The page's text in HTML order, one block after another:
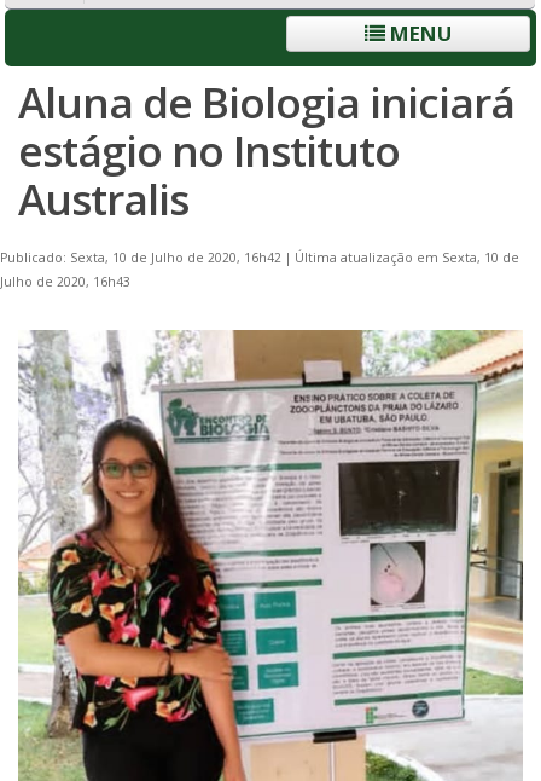
MENU
Aluna de Biologia iniciará
estágio no Instituto
Australis
Publicado: Sexta, 10 de Julho de 2020, 16h42 | Última atualização em Sexta, 10 de
Julho de 2020, 16h43